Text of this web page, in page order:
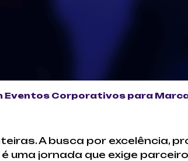
Eventos Corporativos para
A busca por excelência,
jornada que exige